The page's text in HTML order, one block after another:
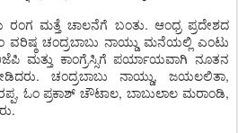
ರಂಗ ಮತ್ತೆ ಚಾಲನೆಗೆ ಬಂತು. ಆಂಧ್ರ ಪ್ರದೇಶದ
ವರಿಷ್ಠ ಚಂದ್ರಬಾಬು ನಾಯ್ಡು ಮನೆಯಲ್ಲಿ ಎಂಟು
ಮತ್ತು ಕಾಂಗ್ರೆಸ್ಸಿಗೆ ಪರ್ಯಾಯವಾಗಿ ನೂತನ
ಚಂದ್ರಬಾಬು ನಾಯ್ಡು, ಜಯಲಲಿತಾ,
ಓಂ ಪ್ರಕಾಶ್ ಚೌಟಾಲ, ಬಾಬುಲಾಲ ಮರಾಂಡಿ,